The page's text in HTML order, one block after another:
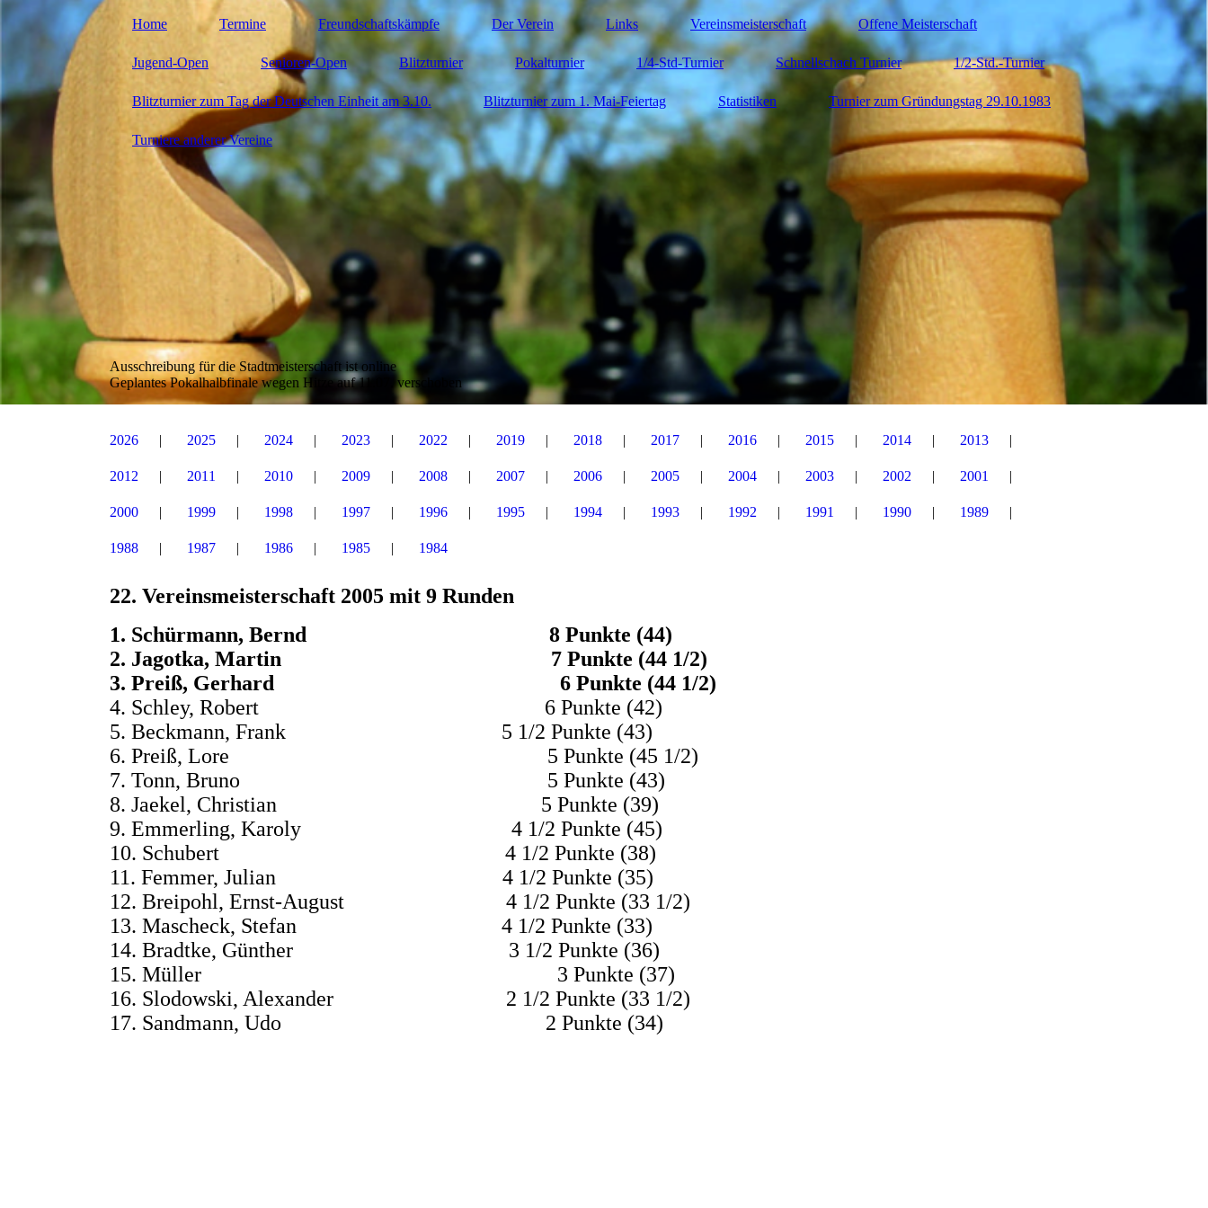
Home Termine Freundschaftskämpfe Der Verein Links Vereinsmeisterschaft Offene Meisterschaft
Jugend-Open Senioren-Open Blitzturnier Pokalturnier 1/4-Std-Turnier Schnellschach Turnier 1/2-Std.-Turnier
Blitzturnier zum Tag der Deutschen Einheit am 3.10. Blitzturnier zum 1. Mai-Feiertag Statistiken Turnier zum Gründungstag 29.10.1983
Turniere anderer Vereine
Ausschreibung für die Stadtmeisterschaft ist online
Geplantes Pokalhalbfinale wegen Hitze auf 11.07. verschoben
2026 2025 2024 2023 2022 2019 2018 2017 2016 2015 2014 2013
2012 2011 2010 2009 2008 2007 2006 2005 2004 2003 2002 2001
2000 1999 1998 1997 1996 1995 1994 1993 1992 1991 1990 1989
1988 1987 1986 1985 1984
22. Vereinsmeisterschaft 2005 mit 9 Runden
1. Schürmann, Bernd 8 Punkte (44)
2. Jagotka, Martin 7 Punkte (44 1/2)
3. Preiß, Gerhard 6 Punkte (44 1/2)
4. Schley, Robert 6 Punkte (42)
5. Beckmann, Frank 5 1/2 Punkte (43)
6. Preiß, Lore 5 Punkte (45 1/2)
7. Tonn, Bruno 5 Punkte (43)
8. Jaekel, Christian 5 Punkte (39)
9. Emmerling, Karoly 4 1/2 Punkte (45)
10. Schubert 4 1/2 Punkte (38)
11. Femmer, Julian 4 1/2 Punkte (35)
12. Breipohl, Ernst-August 4 1/2 Punkte (33 1/2)
13. Mascheck, Stefan 4 1/2 Punkte (33)
14. Bradtke, Günther 3 1/2 Punkte (36)
15. Müller 3 Punkte (37)
16. Slodowski, Alexander 2 1/2 Punkte (33 1/2)
17. Sandmann, Udo 2 Punkte (34)